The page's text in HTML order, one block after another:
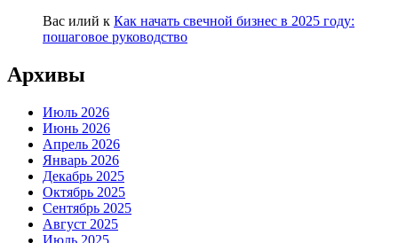
Вас илий к Как начать свечной бизнес в 2025 году:
пошаговое руководство
Архивы
Июль 2026
Июнь 2026
Апрель 2026
Январь 2026
Декабрь 2025
Октябрь 2025
Сентябрь 2025
Август 2025
Июль 2025